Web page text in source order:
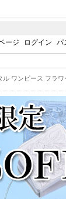
ージ ログイン パ
ワンピース フラ